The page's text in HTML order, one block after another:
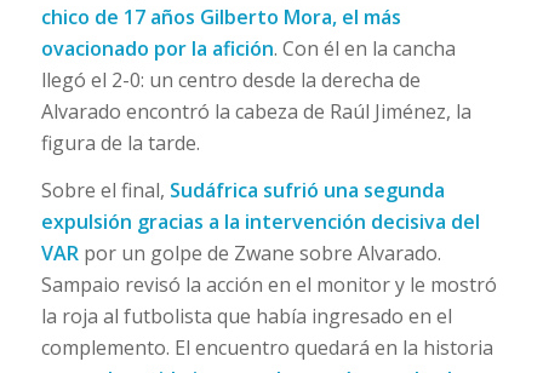
chico de 17 años Gilberto Mora, el más
ovacionado por la afición. Con él en la cancha
llegó el 2-0: un centro desde la derecha de
Alvarado encontró la cabeza de Raúl Jiménez, la
figura de la tarde.
Sobre el final, Sudáfrica sufrió una segunda
expulsión gracias a la intervención decisiva del
VARpor un golpe de Zwane sobre Alvarado.
Sampaio revisó la acción en el monitor y le mostró
la roja al futbolista que había ingresado en el
complemento. El encuentro quedará en la historia